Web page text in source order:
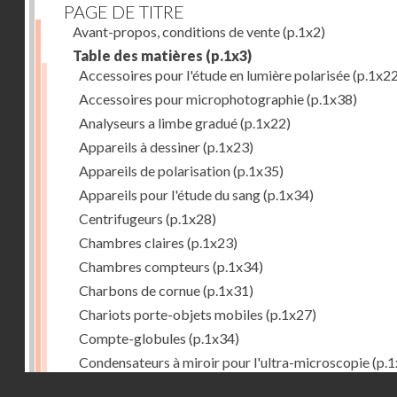
PAGE DE TITRE
Avant-propos, conditions de vente(p.1x2)
Table des matières (p.1x3)
Accessoires pour l'étude en lumière polarisée
Accessoires pour microphotographie(p.1x38)
Analyseurs a limbe gradué(p.1x22)
Appareils à dessiner(p.1x23)
Appareils de polarisation(p.1x35)
Appareils pour l'étude du sang(p.1x34)
Centrifugeurs (p.1x28)
Chambres claires (p.1x23)
Chambres compteurs (p.1x34)
Charbons de cornue(p.1x31)
Chariots porte-objets mobiles (p.1x27)
Compte-globules (p.1x34)
Condensateurs à miroir pour l'ultra-microscopie